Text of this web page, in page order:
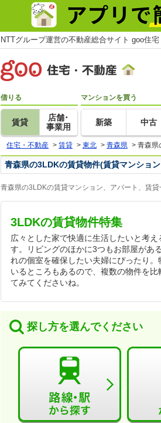
NTTグループ運営の不動産総合サイト goo住宅
借りる
賃貸
店舗･
事業用
マンションを買う
新築 中古
住宅・不動産 > 賃貸 > 東北 > 青森県 > 青森県
青森県の3LDKの賃貸物件(賃貸マンショ
青森県の3LDKの賃貸マンション、アパート、賃
3LDKの賃貸物件特集
広々とした家で快適に生活したいと考
す。リビングのほかに3つもお部屋があ
れの個室を確保したい夫婦にぴったり
いるところもあるので、複数の物件を
てみてくださいね。
探し方を選んでください